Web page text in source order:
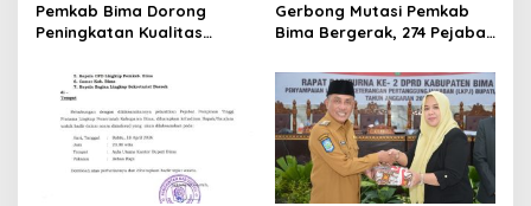
Pemkab Bima Dorong
Peningkatan Kualitas
Penerapan 6 SPM
Gerbong Mutasi Pemkab
Bima Bergerak, 274 Pejabat